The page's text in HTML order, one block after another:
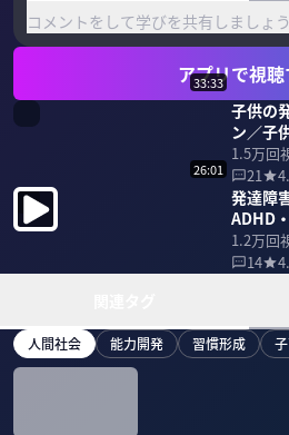
コメントをして学びを共有しましょう
アプリで視聴
33:33
子供の
ン／子
害／個
法
1.5万回
21
26:01
発達障
ADHD
解決／
1.2万回
14
人間社会 能力開発 習慣形成